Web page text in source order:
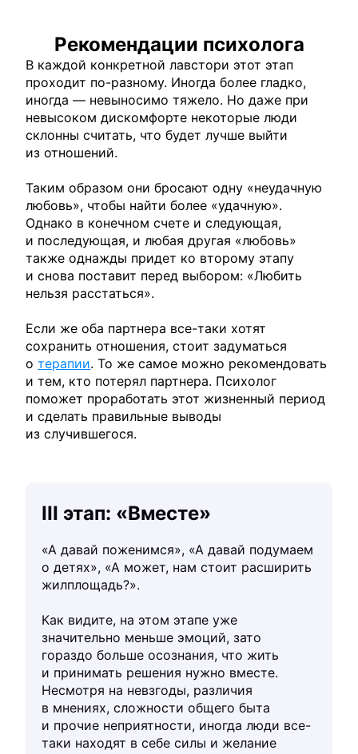
Рекомендации психолога
В каждой конкретной лавстори этот этап
проходит по-разному. Иногда более гладко,
иногда — невыносимо тяжело. Но даже при
невысоком дискомфорте некоторые люди
склонны считать, что будет лучше выйти
из отношений.
Таким образом они бросают одну «неудачную
любовь», чтобы найти более «удачную».
Однако в конечном счете и следующая,
и последующая, и любая другая «любовь»
также однажды придет ко второму этапу
и снова поставит перед выбором: «Любить
нельзя расстаться».
Если же оба партнера все-таки хотят
сохранить отношения, стоит задуматься
отерапии. То же самое можно рекомендовать
и тем, кто потерял партнера. Психолог
поможет проработать этот жизненный период
и сделать правильные выводы
из случившегося.
III этап: «Вместе»
«А давай поженимся», «А давай подумаем
о детях», «А может, нам стоит расширить
жилплощадь?».
Как видите, на этом этапе уже
значительно меньше эмоций, зато
гораздо больше осознания, что жить
и принимать решения нужно вместе.
Несмотря на невзгоды, различия
в мнениях, сложности общего быта
и прочие неприятности, иногда люди все-
таки находят в себе силы и желание